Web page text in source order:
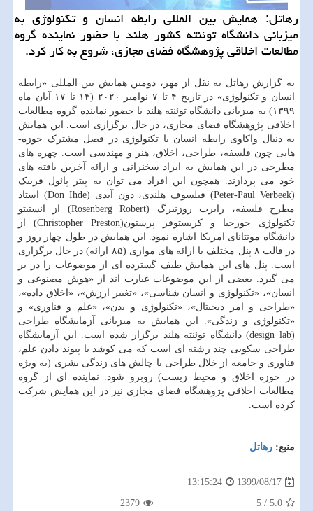
رهاتل: همایش بین المللی رابطه انسان و تكنولوژی به
میزبانی دانشگاه توئنته كشور هلند با حضور نماینده گروه
مطالعات اخلاقی پژوهشگاه فضای مجازی، شروع به كار كرد.
به گزارش رهاتل به نقل از مهر، دومین همایش بین المللی «رابطه
انسان و تکنولوژی» در تاریخ ۴ تا ۷ نوامبر ۲۰۲۰ (۱۴ تا ۱۷ آبان ماه
۱۳۹۹) به میزبانی دانشگاه توئنته هلند با حضور نماینده گروه مطالعات
اخلاقی پژوهشگاه فضای مجازی، در حال برگزاری است. این همایش
به دنبال واکاوی رابطه انسان با تکنولوژی در فصل مشترک حوزه­
هایی چون فلسفه، طراحی، اخلاق، هنر و مهندسی است. چهره ­­های
مطرحی در این همایش به ایراد سخنرانی و ارائه آخرین یافته ­های
خود می پردازند. همچون این افراد می ­توان به پیتر پائول فربیک
(Peter-Paul Verbeek) فیلسوف هلندی، دون آیدی (Don Ihde) استاد
مطرح فلسفه، رابرت روزنبرگ (Rosenberg Robert) از انستیتو
تکنولوژی جورجیا و کریستوفر پرستون(Christopher Preston) از
دانشگاه مونتانای امریکا اشاره نمود. این همایش در طول چهار روز و
در قالب ۸ پنل مختلف با ارائه ­های موازی (۸۵ ارائه) در حال برگزاری
است. پنل ­های این همایش طیف گسترده­ ای از موضوعات را در بر
می ­گیرد. بعضی از این موضوعات عبارت اند از «هوش مصنوعی و
انسان»، «تکنولوژی و انسان ­شناسی»، «تغییر ارزش»، «اخلاق داده»،
«طراحی و امر دیجیتال»، «تکنولوژی و بدن»، «علم و فناوری» و
«تکنولوژی و زندگی». این همایش به میزبانی آزمایشگاه طراحی
(design lab) دانشگاه توئنته هلند برگزار شده است. این آزمایشگاه
طراحی سکویی چند رشته ­ای است که می­ کوشد با پیوند دادن علم،
فناوری و جامعه از خلال طراحی با چالش ­های زندگی بشری (به ویژه
در حوزه اخلاق و محیط زیست) روبرو شود. نماینده ­ای از گروه
مطالعات اخلاقی پژوهشگاه فضای مجازی نیز در این همایش شرکت
کرده است.
منبع: رهاتل
1399/08/17
13:15:24
5.0
/
5
2379